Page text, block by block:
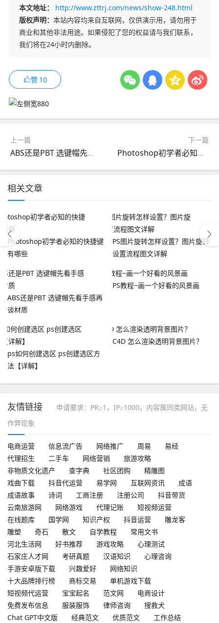
本文地址：
http://www.zttrj.com/news/show-248.html
版权声明： 本站内容均来自互联网，仅供演示用，请勿用于
商业和其他非法用途。如果侵犯了您的权益请与我们联系，
我们将在24小时内删除。
赞 10
上一篇
ABS还是PBT 选键帽先看手感再谈材质
下一篇
Photoshop初学者必知的快捷键有哪些
相关文章
Photoshop初学者必知的快捷键
有哪些
PS图片旋转怎样设置？图片旋转
设置流程图文详解
ABS还是PBT 选键帽先看手感再
谈材质
PS教程~画一个好看的风景画
ps如何创建选区 ps创建选区方
法【详解】
C4D 怎么渲染透明背景图片？
友情链接
申请要求：PR≥1，IP≥1000，内容属同类网站，无
作弊现象
电商运营 信息流广告 网络推广 周易
易经
代理招生
二手车 网络营销
旅游攻略
非物质文化遗产
查字典 社区团购
精雕图
戏曲下载
抖音代运营 易学网 互联网资讯
成语
成语故事
诗词 工商注册 注册公司
抖音带货
云南旅游网
网络游戏 代理记账
短视频运营
在线题库
国学网 知识产权 抖音运营
雕龙客
雕塑
奇石 散文 自学教程
常用文书
河北生活网
好书推荐 游戏攻略
心理测试
石家庄人才网
考研真题 汉语知识
心理咨询
手游安卓版下载
兴趣爱好
网络知识
十大品牌排行榜
商标交易
单机游戏下载
短视频代运营
宝宝起名 范文网
电商设计
免费发布信息
服装服饰 律师咨询
搜救犬
Chat GPT中文版
经典范文 优质范文
工作总结